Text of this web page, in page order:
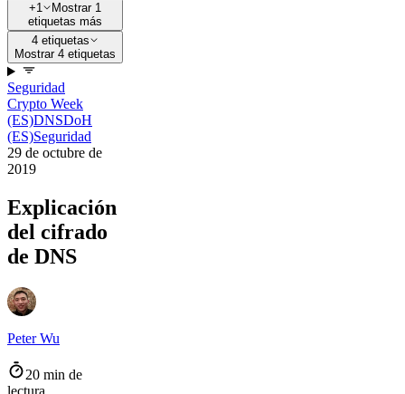
+1
Mostrar 1
etiquetas más
4 etiquetas
Mostrar 4 etiquetas
Seguridad
Crypto Week
(ES)DNSDoH
(ES)Seguridad
29 de octubre de
2019
Explicación
del cifrado
de DNS
Peter Wu
20 min de
lectura